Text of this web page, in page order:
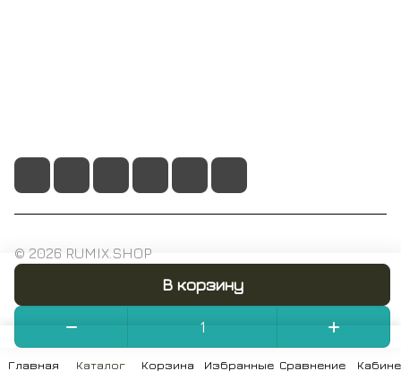
В корзину
Главная Каталог Корзина Избранные Сравнение
© 2026 RUMIX.SHOP
Конфиденциальность Оферта